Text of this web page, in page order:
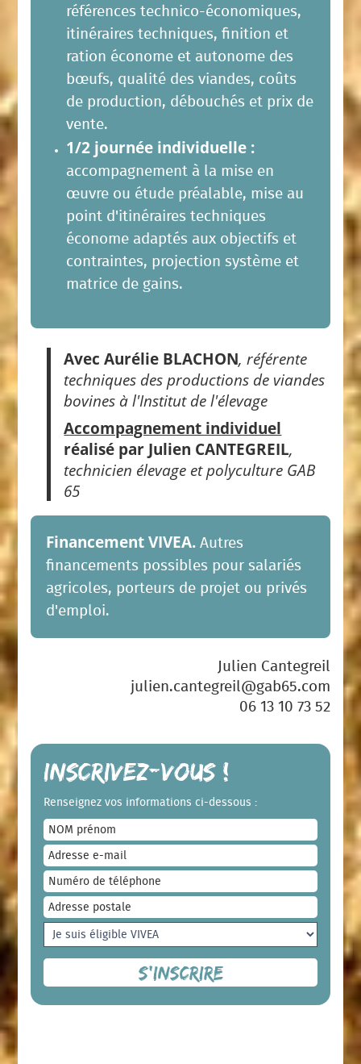
références technico-économiques,
itinéraires techniques, finition et
ration économe et autonome des
bœufs, qualité des viandes, coûts
de production, débouchés et prix de
vente.
1/2 journée individuelle :
accompagnement à la mise en
œuvre ou étude préalable, mise au
point d'itinéraires techniques
économe adaptés aux objectifs et
contraintes, projection système et
matrice de gains.
Avec Aurélie BLACHON, référente
techniques des productions de viandes
bovines à l'Institut de l'élevage
Accompagnement individuel
réalisé par Julien CANTEGREIL,
technicien élevage et polyculture GAB
65
Financement VIVEA. Autres
financements possibles pour salariés
agricoles, porteurs de projet ou privés
d'emploi.
Julien Cantegreil
julien.cantegreil@gab65.com
06 13 10 73 52
Inscrivez-vous !
Renseignez vos informations ci-dessous :